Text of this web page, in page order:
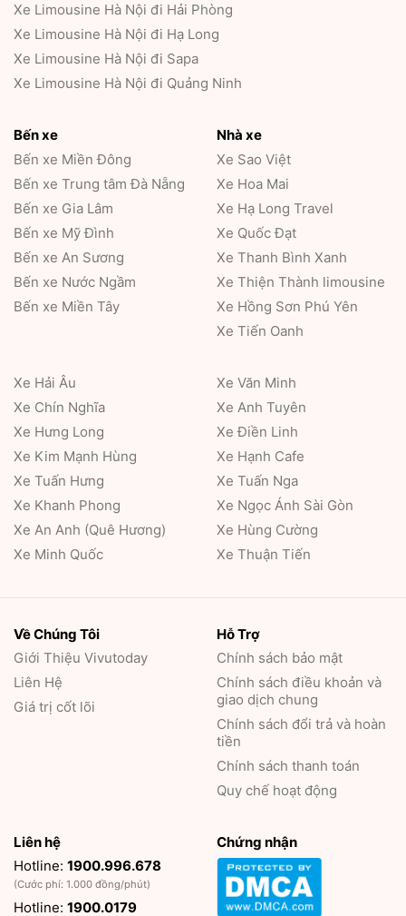
Xe Limousine Hà Nội đi Hải Phòng
Xe Limousine Hà Nội đi Hạ Long
Xe Limousine Hà Nội đi Sapa
Xe Limousine Hà Nội đi Quảng Ninh
Bến xe
Bến xe Miền Đông
Bến xe Trung tâm Đà Nẵng
Bến xe Gia Lâm
Bến xe Mỹ Đình
Bến xe An Sương
Bến xe Nước Ngầm
Bến xe Miền Tây
Nhà xe
Xe Sao Việt
Xe Hoa Mai
Xe Hạ Long Travel
Xe Quốc Đạt
Xe Thanh Bình Xanh
Xe Thiện Thành limousine
Xe Hồng Sơn Phú Yên
Xe Tiến Oanh
Xe Hải Âu
Xe Chín Nghĩa
Xe Hưng Long
Xe Kim Mạnh Hùng
Xe Tuấn Hưng
Xe Khanh Phong
Xe An Anh (Quê Hương)
Xe Minh Quốc
Xe Văn Minh
Xe Anh Tuyên
Xe Điền Linh
Xe Hạnh Cafe
Xe Tuấn Nga
Xe Ngọc Ánh Sài Gòn
Xe Hùng Cường
Xe Thuận Tiến
Về Chúng Tôi
Giới Thiệu Vivutoday
Liên Hệ
Giá trị cốt lõi
Hỗ Trợ
Chính sách bảo mật
Chính sách điều khoản và
giao dịch chung
Chính sách đổi trả và hoàn
tiền
Chính sách thanh toán
Quy chế hoạt động
Liên hệ
Hotline: 1900.996.678
(Cước phí: 1.000 đồng/phút)
Hotline: 1900.0179
Chứng nhận